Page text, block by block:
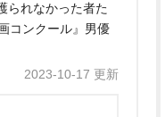
られなかった者た
コンクール』男優
2023-10-17 更新